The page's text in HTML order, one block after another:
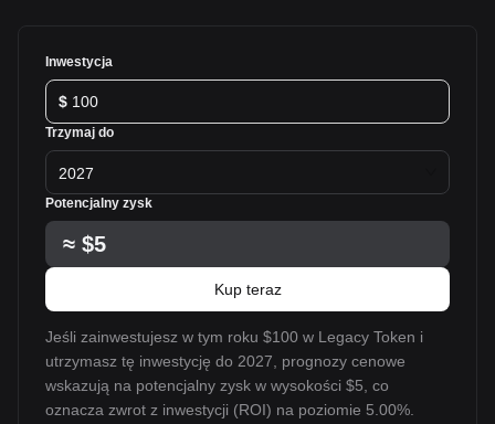
Inwestycja
$
Trzymaj do
2027
Potencjalny zysk
≈ $5
Kup teraz
Jeśli zainwestujesz w tym roku $100 w Legacy Token i
utrzymasz tę inwestycję do 2027, prognozy cenowe
wskazują na potencjalny zysk w wysokości $5, co
oznacza zwrot z inwestycji (ROI) na poziomie 5.00%.